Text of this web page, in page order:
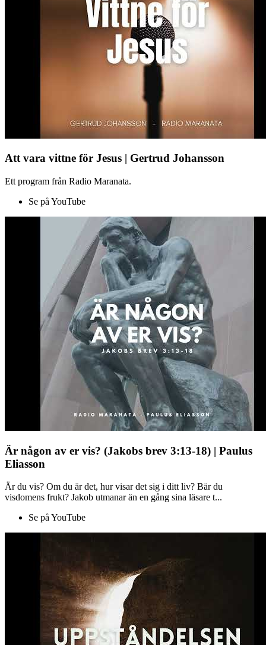
Att vara vittne för Jesus | Gertrud Johansson
Ett program från Radio Maranata.
Se på YouTube
Är någon av er vis? (Jakobs brev 3:13-18) | Paulus
Eliasson
Är du vis? Om du är det, hur visar det sig i ditt liv? Bär du
visdomens frukt? Jakob utmanar än en gång sina läsare t...
Se på YouTube